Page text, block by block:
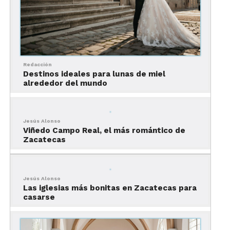
“Las bodas
tradicionales son
significativas para los
México, ya que a través
de ellas se rescata la
comunidades locales,
las etnias vivas y los
pueblos originarios que
conforman la diversidad
Redacción
Destinos ideales para lunas de miel
alrededor del mundo
Jesús Alonso
Viñedo Campo Real, el más romántico de
Zacatecas
Jesús Alonso
Las iglesias más bonitas en Zacatecas para
casarse